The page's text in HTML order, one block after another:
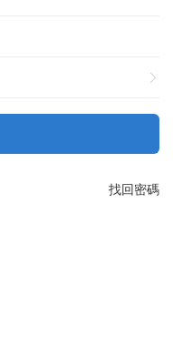
找回密碼